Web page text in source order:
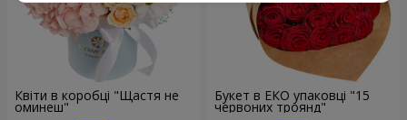
Квіти в коробці "Щастя не
оминеш"
Букет в ЕКО упаковці "15
червоних троянд"